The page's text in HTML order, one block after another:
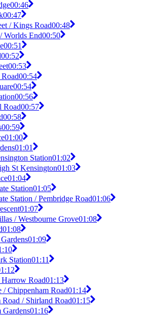
00:46
00:47
/ Kings Road00:48
Worlds End00:50
00:51
00:52
00:53
00:54
00:54
00:56
Road00:57
00:58
00:59
01:00
01:01
Station01:02
St Kensington01:03
01:04
Station01:05
Station / Pembridge Road01:06
01:07
/ Westbourne Grove01:08
01:08
01:09
Station01:11
Road01:13
/ Chippenham Road01:14
/ Shirland Road01:15
01:16